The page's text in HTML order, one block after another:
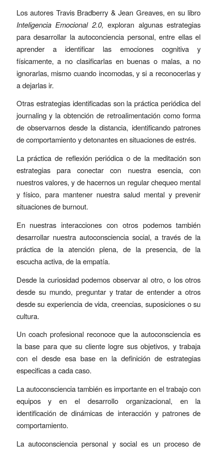
Los autores Travis Bradberry & Jean Greaves, en su libro
Inteligencia Emocional 2.0, exploran algunas estrategias
para desarrollar la autoconciencia personal, entre ellas el
aprender a identificar las emociones cognitiva y
físicamente, a no clasificarlas en buenas o malas, a no
ignorarlas, mismo cuando incomodas, y si a reconocerlas y
a dejarlas ir.
Otras estrategias identificadas son la práctica periódica del
journaling y la obtención de retroalimentación como forma
de observarnos desde la distancia, identificando patrones
de comportamiento y detonantes en situaciones de estrés.
La práctica de reflexión periódica o de la meditación son
estrategias para conectar con nuestra esencia, con
nuestros valores, y de hacernos un regular chequeo mental
y físico, para mantener nuestra salud mental y prevenir
situaciones de burnout.
En nuestras interacciones con otros podemos también
desarrollar nuestra autoconsciencia social, a través de la
práctica de la atención plena, de la presencia, de la
escucha activa, de la empatía.
Desde la curiosidad podemos observar al otro, o los otros
desde su mundo, preguntar y tratar de entender a otros
desde su experiencia de vida, creencias, suposiciones o su
cultura.
Un coach profesional reconoce que la autoconsciencia es
la base para que su cliente logre sus objetivos, y trabaja
con el desde esa base en la definición de estrategias
especificas a cada caso.
La autoconsciencia también es importante en el trabajo con
equipos y en el desarrollo organizacional, en la
identificación de dinámicas de interacción y patrones de
comportamiento.
La autoconsciencia personal y social es un proceso de